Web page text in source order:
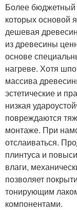
Более бюджетный
которых основой
дешевая
из древесины
основе
нагреве. Хотя
массива
эстетические и
низкая
повреждаются
монтаже. При
отслаиваться.
плинтуса и
влаги,
позволяет
тонирующим
компонентами.